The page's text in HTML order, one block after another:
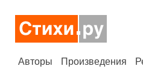
Авторы Произведения